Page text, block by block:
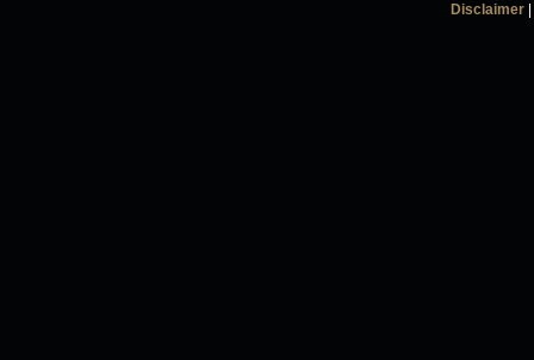
Disclaimer|